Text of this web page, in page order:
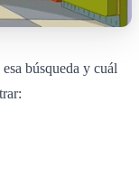
búsqueda y cuál